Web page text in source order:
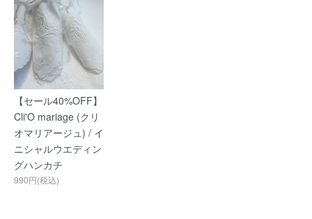
【セール40%OFF】
Cli'O mariage (クリ
オマリアージュ) / イ
ニシャルウエディン
グハンカチ
990円(税込)